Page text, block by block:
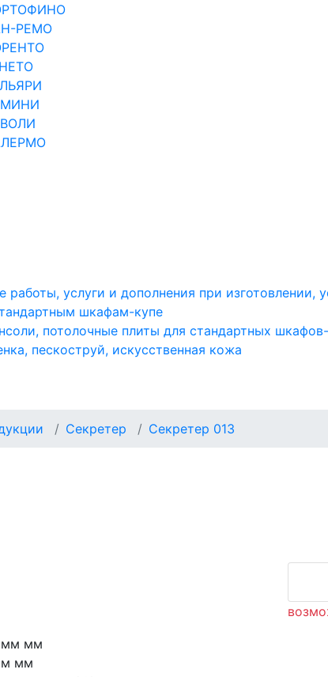
РЕМО
работы, услуги и дополнения при изготовлении,
шкафам-купе
потолочные плиты для стандартных
пескоструй, искусственная кожа
Секретер Секретер 013
мм мм
мм